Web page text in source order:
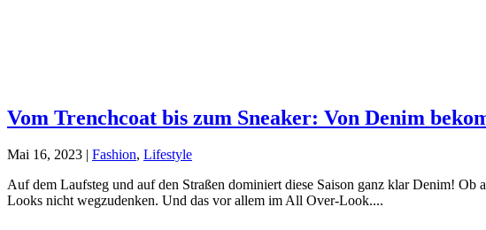
Vom Trenchcoat bis zum Sneaker: Von Denim
Mai 16, 2023 | Fashion, Lifestyle
Auf dem Laufsteg und auf den Straßen dominiert diese Saison ganz klar Denim!
Looks nicht wegzudenken. Und das vor allem im All Over-Look....